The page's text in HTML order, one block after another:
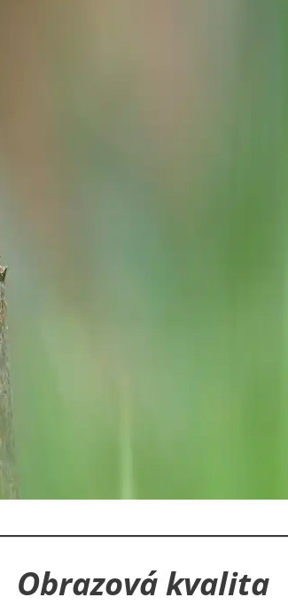
Obrazová kvalita